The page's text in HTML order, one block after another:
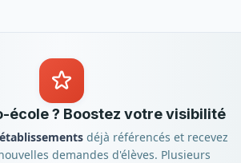
école ? Boostez votre visibilité
déjà référencés et recevez
demandes d'élèves. Plusieurs